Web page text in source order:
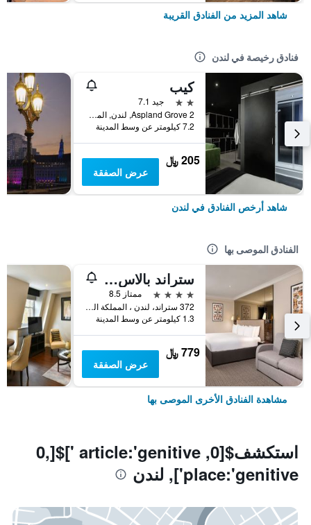
شاهد المزيد من الفنادق القريبة
فنادق رخيصة في لندن
كيب
2 نجمتين
جيد 7.1
2 Aspland Grove, لندن, المملكة المتحدة
7.2 كيلومتر عن وسط المدينة
205 ﷼
عرض الصفقة
شاهد أرخص الفنادق في لندن
الفنادق الموصى بها
ستراند بالاس هوتل
4 نجوم
ممتاز 8.5
372 ستراند، لندن ، المملكة المتحدة, لندن, المملكة المتحدة
1.3 كيلومتر عن وسط المدينة
779 ﷼
عرض الصفقة
مشاهدة الفنادق الأخرى الموصى بها
استكشف$[0, article:'genitive ']$[0,
place:'genitive'], لندن